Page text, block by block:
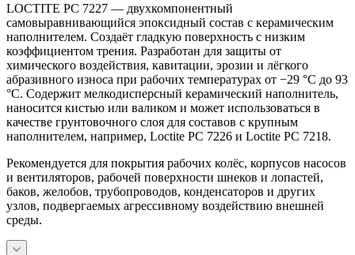
LOCTITE PC 7227 — двухкомпонентный
самовыравнивающийся эпоксидный состав с керамическим
наполнителем. Создаёт гладкую поверхность с низким
коэффициентом трения. Разработан для защиты от
химического воздействия, кавитации, эрозии и лёгкого
абразивного износа при рабочих температурах от −29 °C до 93
°C. Содержит мелкодисперсный керамический наполнитель,
наносится кистью или валиком и может использоваться в
качестве грунтовочного слоя для составов с крупным
наполнителем, например, Loctite PC 7226 и Loctite PC 7218.
Рекомендуется для покрытия рабочих колёс, корпусов насосов
и вентиляторов, рабочей поверхности шнеков и лопастей,
баков, желобов, трубопроводов, конденсаторов и других
узлов, подвергаемых агрессивному воздействию внешней
среды.